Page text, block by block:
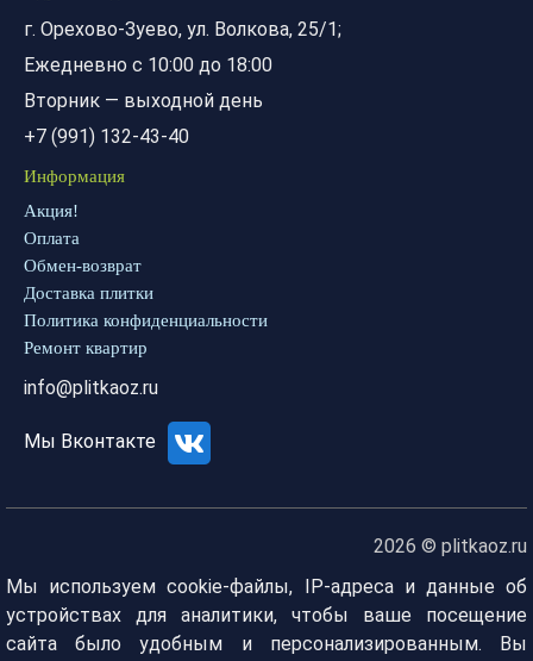
г. Орехово-Зуево, ул. Волкова, 25/1;
Ежедневно с 10:00 до 18:00
Вторник — выходной день
+7 (991) 132-43-40
Информация
Акция!
Оплата
Обмен-возврат
Доставка плитки
Политика конфиденциальности
Ремонт квартир
info@plitkaoz.ru
Мы Вконтакте
2026 © plitkaoz.ru
Мы используем cookie-файлы, IP-адреса и данные об
устройствах для аналитики, чтобы ваше посещение
сайта было удобным и персонализированным. Вы